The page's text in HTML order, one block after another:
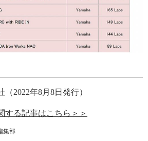
2022年8月8日発行）
する記事はこちら＞＞
集部